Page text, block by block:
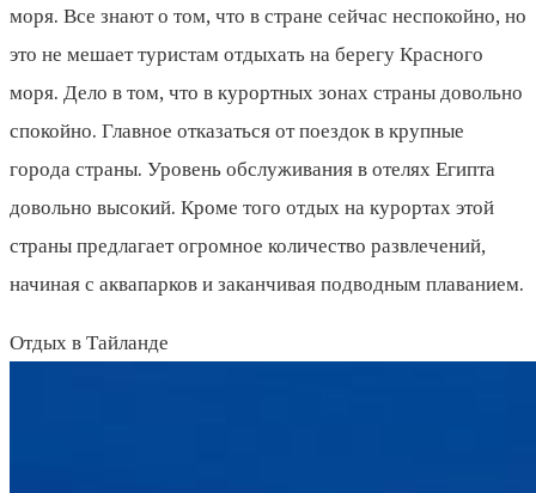
моря. Все знают о том, что в стране сейчас неспокойно, но
это не мешает туристам отдыхать на берегу Красного
моря. Дело в том, что в курортных зонах страны довольно
спокойно. Главное отказаться от поездок в крупные
города страны. Уровень обслуживания в отелях Египта
довольно высокий. Кроме того отдых на курортах этой
страны предлагает огромное количество развлечений,
начиная с аквапарков и заканчивая подводным плаванием.
Отдых в Тайланде